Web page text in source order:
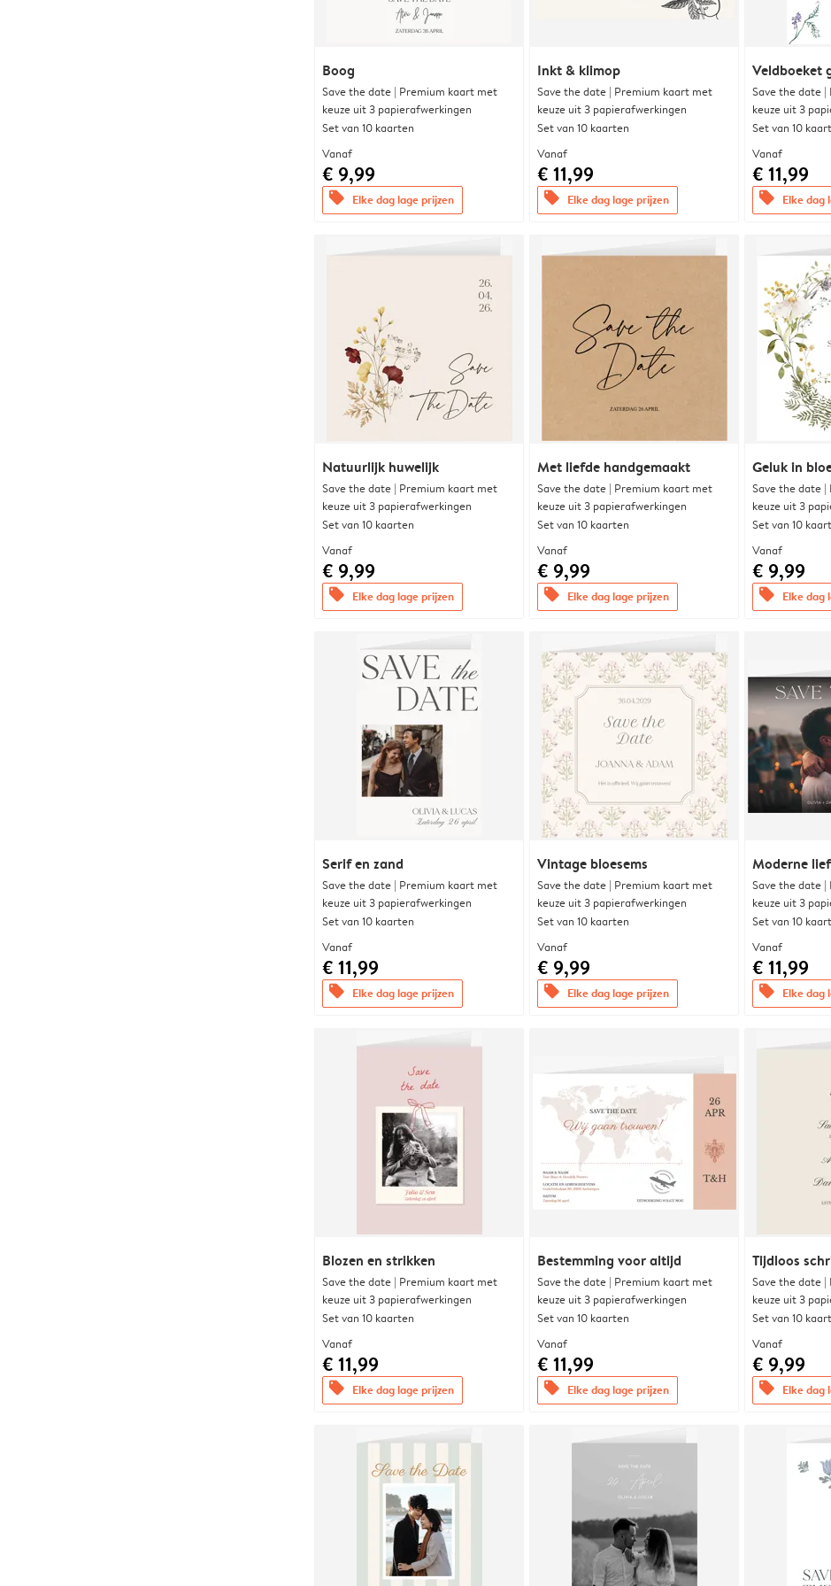
Boog
Save the date | Premium kaart met
keuze uit 3 papierafwerkingen
Set van 10 kaarten
Vanaf
€ 9,99
offers Elke dag lage prijzen
Inkt & klimop
Save the date | Premium kaart met
keuze uit 3 papierafwerkingen
Set van 10 kaarten
Vanaf
€ 11,99
offers Elke dag lage prijzen
Veldboeket
Save the date
keuze uit 3
Set van 10
Vanaf
€ 11,99
offers Elke dag
Natuurlijk huwelijk
Save the date | Premium kaart met
keuze uit 3 papierafwerkingen
Set van 10 kaarten
Vanaf
€ 9,99
offers Elke dag lage prijzen
Met liefde handgemaakt
Save the date | Premium kaart met
keuze uit 3 papierafwerkingen
Set van 10 kaarten
Vanaf
€ 9,99
offers Elke dag lage prijzen
Geluk in
Save the date
keuze uit 3
Set van 10
Vanaf
€ 9,99
offers Elke dag
Serif en zand
Save the date | Premium kaart met
keuze uit 3 papierafwerkingen
Set van 10 kaarten
Vanaf
€ 11,99
offers Elke dag lage prijzen
Vintage bloesems
Save the date | Premium kaart met
keuze uit 3 papierafwerkingen
Set van 10 kaarten
Vanaf
€ 9,99
offers Elke dag lage prijzen
Moderne
Save the date
keuze uit 3
Set van 10
Vanaf
€ 11,99
offers Elke dag
Blozen en strikken
Save the date | Premium kaart met
keuze uit 3 papierafwerkingen
Set van 10 kaarten
Vanaf
€ 11,99
offers Elke dag lage prijzen
Bestemming voor altijd
Save the date | Premium kaart met
keuze uit 3 papierafwerkingen
Set van 10 kaarten
Vanaf
€ 11,99
offers Elke dag lage prijzen
Tijdloos
Save the date
keuze uit 3
Set van 10
Vanaf
€ 9,99
offers Elke dag